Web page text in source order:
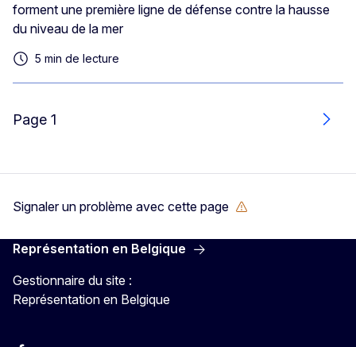
forment une première ligne de défense contre la hausse
du niveau de la mer
5 min de lecture
Page 1
Signaler un problème avec cette page
Représentation en Belgique
Gestionnaire du site :
Représentation en Belgique